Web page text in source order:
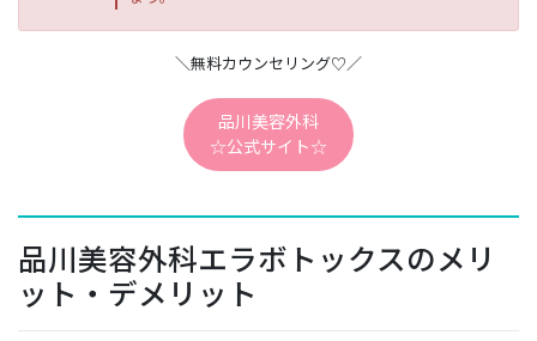
＼無料カウンセリング♡／
品川美容外科
☆公式サイト☆
品川美容外科エラボトックスのメリ
ット・デメリット